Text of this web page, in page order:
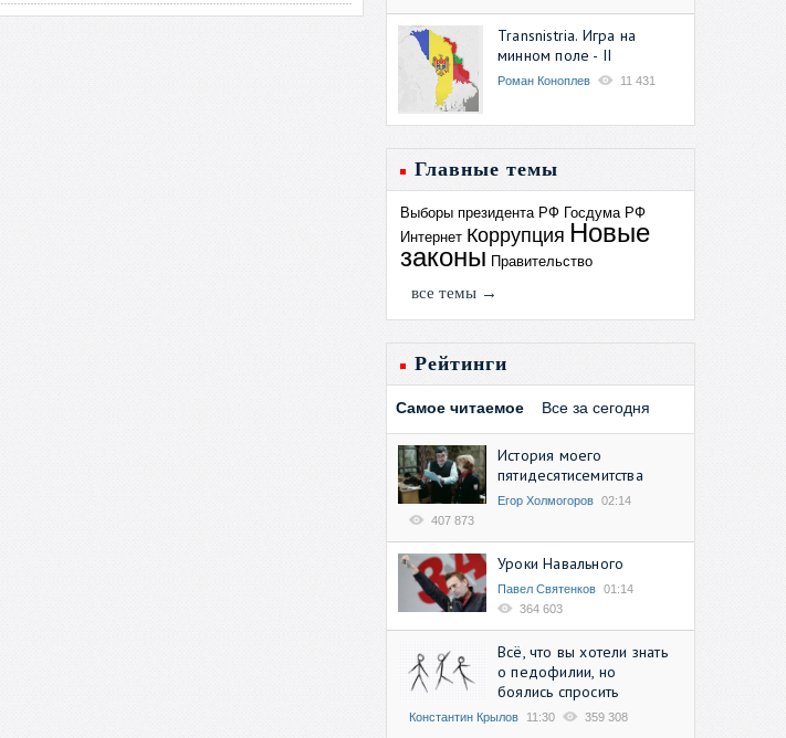
Transnistria. Игра на
минном поле - II
Роман Коноплев 11 431
Главные темы
Выборы президента РФ Госдума РФ
Интернет Коррупция Новые
законы Правительство
все темы →
Рейтинги
Самое читаемое Все за сегодня
История моего
пятидесятисемитства
Егор Холмогоров 02:14
407 873
Уроки Навального
Павел Святенков 01:14
364 603
Всё, что вы хотели знать
о педофилии, но
боялись спросить
Константин Крылов 11:30 359 308